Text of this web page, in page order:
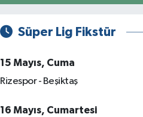
Süper Lig Fikstür
15 Mayıs, Cuma
Rizespor - Beşiktaş
16 Mayıs, Cumartesi